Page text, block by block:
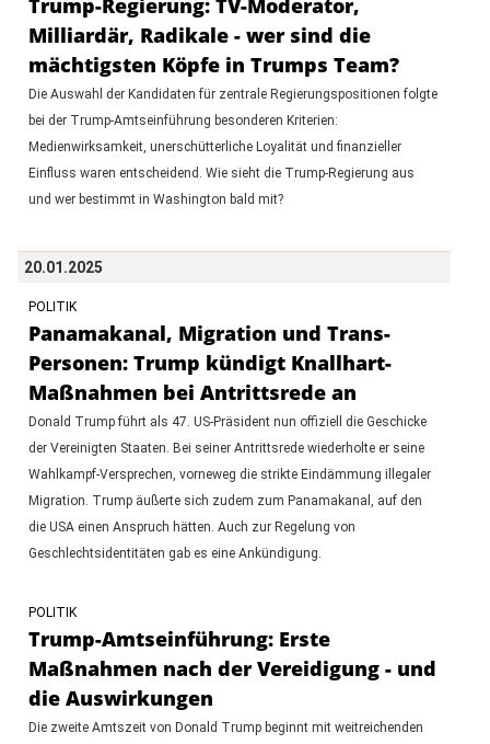
Trump-Regierung: TV-Moderator,
Milliardär, Radikale - wer sind die
mächtigsten Köpfe in Trumps Team?
Die Auswahl der Kandidaten für zentrale Regierungspositionen folgte
bei der Trump-Amtseinführung besonderen Kriterien:
Medienwirksamkeit, unerschütterliche Loyalität und finanzieller
Einfluss waren entscheidend. Wie sieht die Trump-Regierung aus
und wer bestimmt in Washington bald mit?
20.01.2025
POLITIK
Panamakanal, Migration und Trans-
Personen: Trump kündigt Knallhart-
Maßnahmen bei Antrittsrede an
Donald Trump führt als 47. US-Präsident nun offiziell die Geschicke
der Vereinigten Staaten. Bei seiner Antrittsrede wiederholte er seine
Wahlkampf-Versprechen, vorneweg die strikte Eindämmung illegaler
Migration. Trump äußerte sich zudem zum Panamakanal, auf den
die USA einen Anspruch hätten. Auch zur Regelung von
Geschlechtsidentitäten gab es eine Ankündigung.
POLITIK
Trump-Amtseinführung: Erste
Maßnahmen nach der Vereidigung - und
die Auswirkungen
Die zweite Amtszeit von Donald Trump beginnt mit weitreichenden